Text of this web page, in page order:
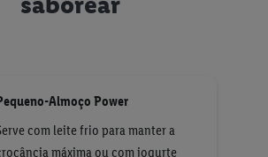
Almoço Power
com leite frio para manter a
máxima ou com iogurte